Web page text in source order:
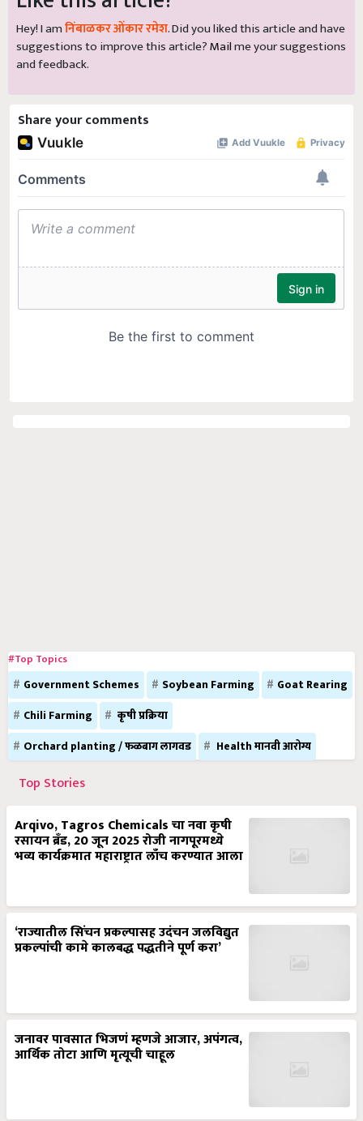
Hey! I amनिंबाळकर ओंकार रमेश. Did you liked this article and have
suggestions to improve this article?Mailme your suggestions
and feedback.
Share your comments
#Top Topics
Government Schemes Soybean Farming
Goat Rearing
Chili Farming
कृषी प्रक्रिया
Orchard planting / फळबाग लागवड
Health मानवी आरोग्य
Top Stories
Arqivo, Tagros Chemicals चा नवा कृषी
रसायन ब्रँड, 20 जून 2025 रोजी नागपूरमध्ये
भव्य कार्यक्रमात महाराष्ट्रात लाँच करण्यात आला
‘राज्यातील सिंचन प्रकल्पासह उदंचन जलविद्युत
प्रकल्पांची कामे कालबद्ध पद्धतीने पूर्ण करा’
जनावर पावसात भिजणं म्हणजे आजार, अपंगत्व,
आर्थिक तोटा आणि मृत्यूची चाहूल